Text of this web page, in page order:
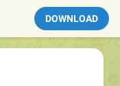
DOWNLOAD